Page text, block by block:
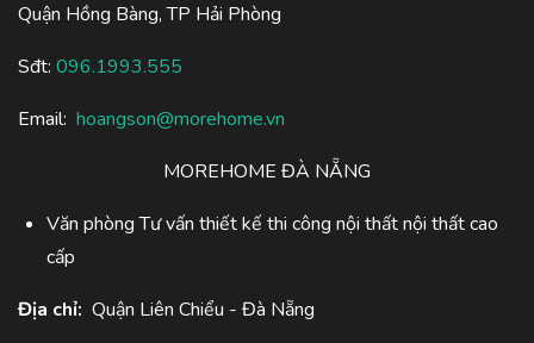
Quận Hồng Bàng, TP Hải Phòng
Sđt: 096.1993.555
Email: hoangson@morehome.vn
MOREHOME ĐÀ NẴNG
Văn phòng Tư vấn thiết kế thi công nội thất nội thất cao
cấp
Địa chỉ: Quận Liên Chiểu - Đà Nẵng